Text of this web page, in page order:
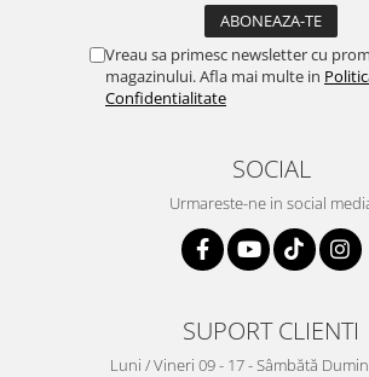
Vreau sa primesc newsletter cu
magazinului. Afla mai multe in
Confidentialitate
SOCIAL
Urmareste-ne in social
SUPORT CLIENTI
Luni / Vineri 09 - 17 - Sâmbătă